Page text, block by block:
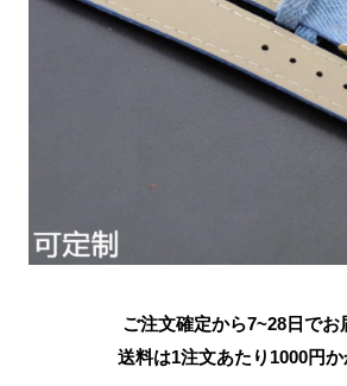
ご注文確定から7~28日でお
送料は1注文あたり 1000円